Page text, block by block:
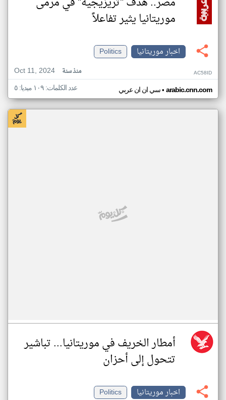
موريتانيا يثير تفاعلاً
اخبار موريتانيا
Politics
Oct 11, 2024
منذ سنة AC58ID
سي ان ان عربي• arabic.cnn.com عدد الكلمات: ١٠٩ ميديا: ٥
أمطار الخريف في موريتانيا... تباشير
تتحول إلى أحزان
اخبار موريتانيا
Politics